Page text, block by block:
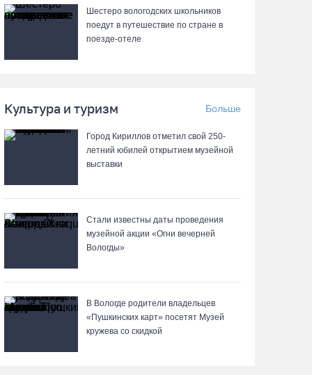
Четыре волейболистки из Череповца готовятся
Самая маленькая и самая ценная
баскетболистка Анастасия Сущик вновь в
остался без золота космического турнира
«Единая Россия» получила первое место в
бюллетене на выборах в Госдуму
Шестеро вологодских школьников
поедут в путешествие по стране в
поезде-отеле
Культура и туризм Больше
Город Кириллов отметил свой 250-
летний юбилей открытием музейной
выставки
Стали известны даты проведения
музейной акции «Огни вечерней
Вологды»
В Вологде родители владельцев
«Пушкинских карт» посетят Музей
кружева со скидкой